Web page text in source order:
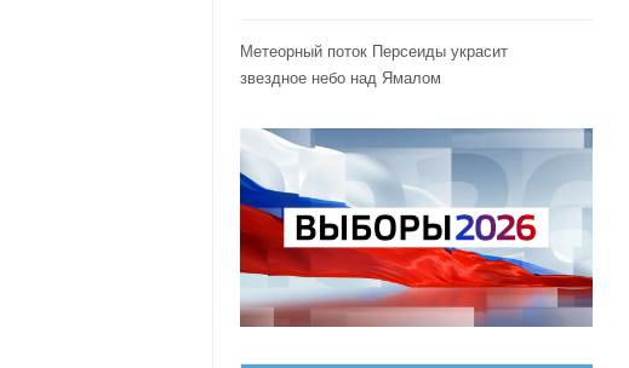
Метеорный поток Персеиды украсит
звездное небо над Ямалом